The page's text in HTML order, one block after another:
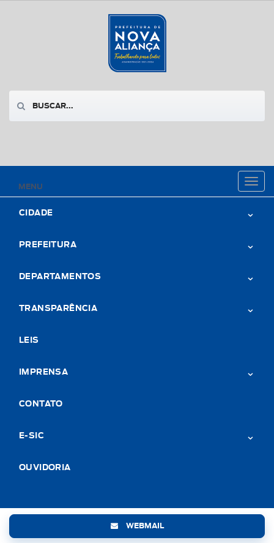
MENU
Toggle
CIDADE
PREFEITURA
DEPARTAMENTOS
TRANSPARÊNCIA
LEIS
IMPRENSA
CONTATO
E-SIC
OUVIDORIA
WEBMAIL